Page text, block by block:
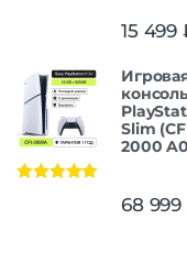
15 499
консоль
Slim
2000
68 999